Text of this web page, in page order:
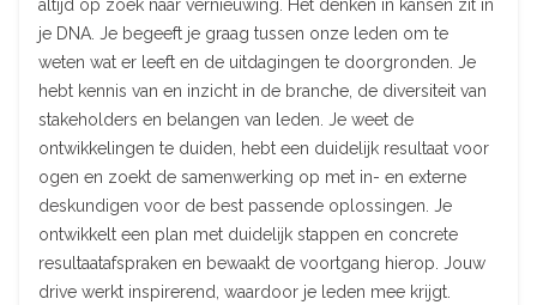
altijd op zoek naar vernieuwing. Het denken in kansen zit in
je DNA. Je begeeft je graag tussen onze leden om te
weten wat er leeft en de uitdagingen te doorgronden. Je
hebt kennis van en inzicht in de branche, de diversiteit van
stakeholders en belangen van leden. Je weet de
ontwikkelingen te duiden, hebt een duidelijk resultaat voor
ogen en zoekt de samenwerking op met in- en externe
deskundigen voor de best passende oplossingen. Je
ontwikkelt een plan met duidelijk stappen en concrete
resultaatafspraken en bewaakt de voortgang hierop. Jouw
drive werkt inspirerend, waardoor je leden mee krijgt.